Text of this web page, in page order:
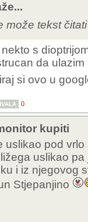
može tekst
s
da
si ovo u
0
kupiti
uslikao pod
uslikao
i iz njegovog
Stjepanjino